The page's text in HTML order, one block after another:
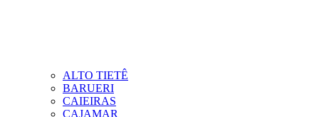
ALTO TIETÊ
BARUERI
CAIEIRAS
CAJAMAR